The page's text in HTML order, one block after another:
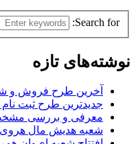
Search for:
نوشته‌های تازه
آخرین طرح فروش و
جدیدترین طرح ثبت
معرفی و بررسی مشخصات
شعبه هدیش مال